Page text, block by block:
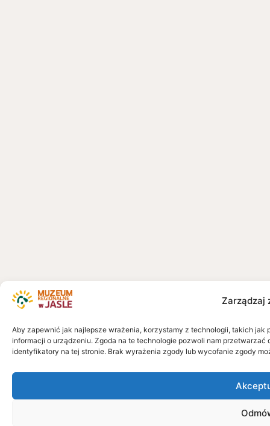
Zarządzaj
Aby zapewnić jak najlepsze wrażenia, korzystamy z technologii, takich
informacji o urządzeniu. Zgoda na te technologie pozwoli nam
identyfikatory na tej stronie. Brak wyrażenia zgody lub wycofanie zgody